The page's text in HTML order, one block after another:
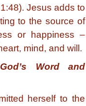
Jesus adds to
to the source of
or happiness –
mind, and will.
Word and
herself to the